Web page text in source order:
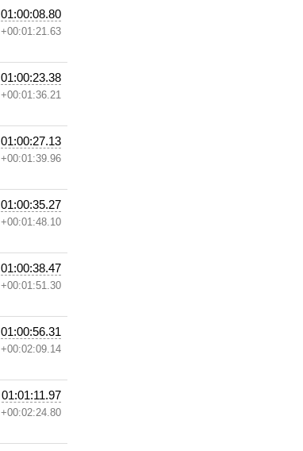
01:00:08.80
+00:01:21.63
01:00:23.38
+00:01:36.21
01:00:27.13
+00:01:39.96
01:00:35.27
+00:01:48.10
01:00:38.47
+00:01:51.30
01:00:56.31
+00:02:09.14
01:01:11.97
+00:02:24.80